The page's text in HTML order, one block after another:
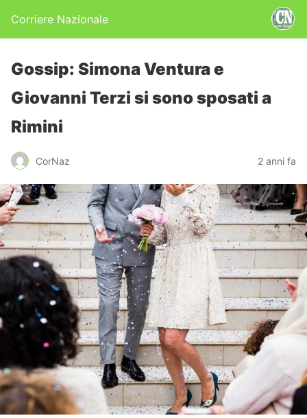
Corriere Nazionale
Gossip: Simona Ventura e
Giovanni Terzi si sono sposati a
Rimini
CorNaz 2 anni fa